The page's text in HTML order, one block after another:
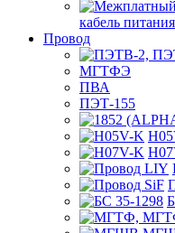
кабель питания
Провод
МГТФЭ
ПВА
ПЭТ-155